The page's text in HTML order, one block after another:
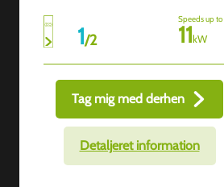
1/2
Speeds up to
11kW
Tag mig med derhen
Detaljeret information